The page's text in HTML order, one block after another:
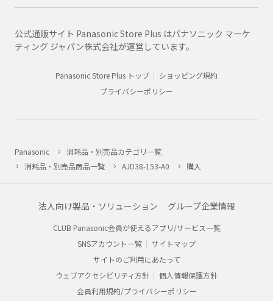
公式通販サイト Panasonic Store Plus はパナソニック マーケ
ティング ジャパン株式会社が運営しています。
Panasonic Store Plus トップ
ショッピング規約
プライバシーポリシー
Panasonic
消耗品・別売品カテゴリ一覧
消耗品・別売品商品一覧
AJD38-153-A0 購入
法人向け製品・ソリューション グループ企業情報
CLUB Panasonic会員が使えるアプリ/サービス一覧
SNSアカウント一覧
サイトマップ
サイトのご利用にあたって
ウェブアクセシビリティ方針
個人情報保護方針
会員利用規約/プライバシーポリシー